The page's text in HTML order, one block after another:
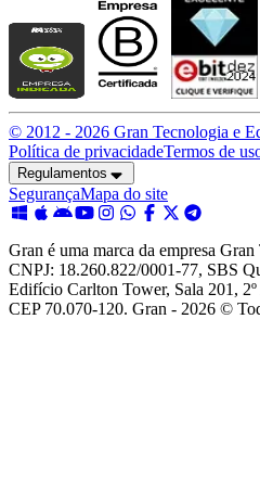
© 2012 - 2026 Gran Tecnologia e
Política de privacidadeTermos de
Regulamentos
SegurançaMapa do site
Gran é uma marca da empresa
CNPJ: 18.260.822/0001-77, SBS
Edifício Carlton Tower, Sala 201,
CEP 70.070-120. Gran - 2026 ©